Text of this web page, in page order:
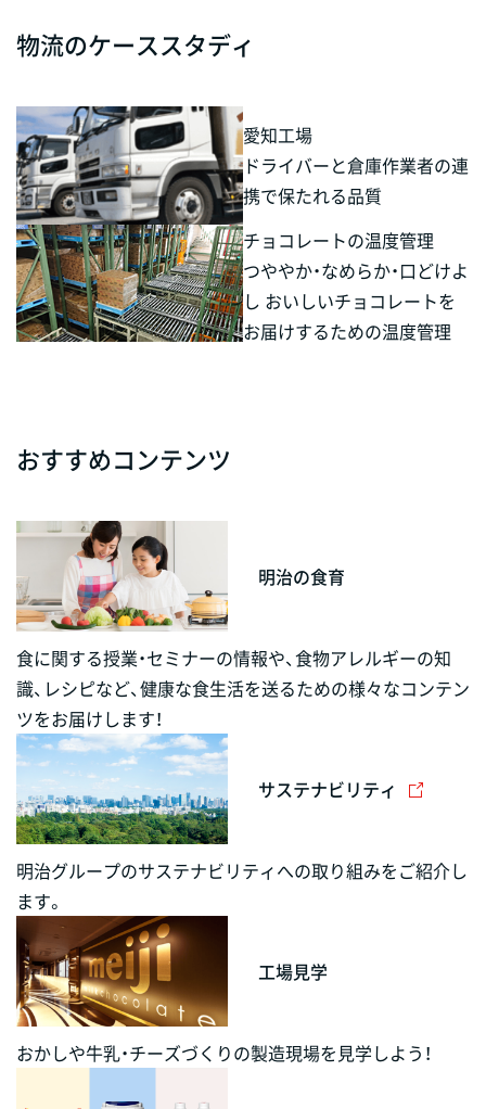
物流のケーススタディ
愛知工場
ドライバーと倉庫作業者の連
携で保たれる品質
チョコレートの温度管理
つややか・なめらか・口どけよ
し おいしいチョコレートを
お届けするための温度管理
おすすめコンテンツ
明治の食育
食に関する授業・セミナーの情報や、食物アレルギーの知
識、レシピなど、健康な食生活を送るための様々なコンテン
ツをお届けします！
サステナビリティ
明治グループのサステナビリティへの取り組みをご紹介し
ます。
工場見学
おかしや牛乳・チーズづくりの製造現場を見学しよう！